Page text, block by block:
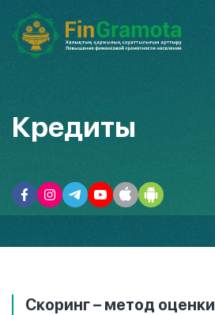
Кредиты
Скоринг – метод оценки